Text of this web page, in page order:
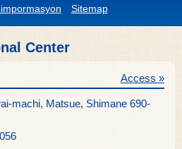
Sitemap
Center
machi, Matsue, Shimane 690-
Access »